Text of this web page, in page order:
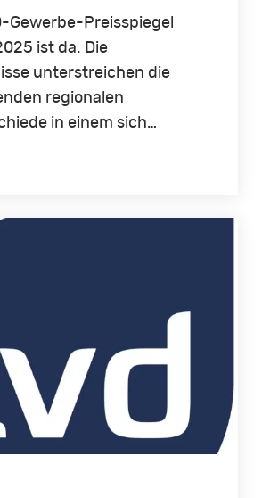
Gewerbe-Preisspiegel
ist da. Die
unterstreichen die
regionalen
in einem sich…